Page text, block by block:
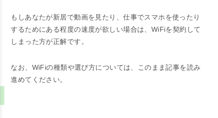
もしあなたが新居で動画を見たり、仕事でスマホを使ったり
するためにある程度の速度が欲しい場合は、WiFiを契約して
しまった方が正解です。
なお、WiFiの種類や選び方については、このまま記事を読み
進めてください。